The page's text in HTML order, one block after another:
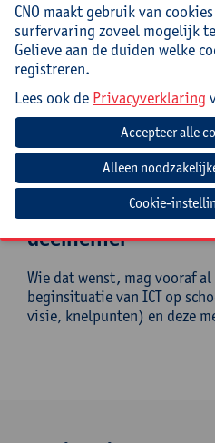
interesse in beleid. Ook
buitengewoon onderwijs
Geen specifieke voorkennis
ICT op school of ervaring
maar geen must.
Mee te brengen
Laptop of tablet
Verwachte
deelnemer
Wie dat wenst, mag vooraf
beginsituatie van ICT op
visie, knelpunten) en deze
CNO maakt gebruik van
surfervaring zoveel mogelijk
Gelieve aan de duiden welke
registreren.
Lees ook de Privacyverklaring
Cookie-